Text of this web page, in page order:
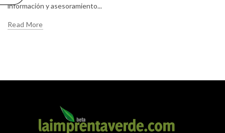
información y asesoramiento...
Read More